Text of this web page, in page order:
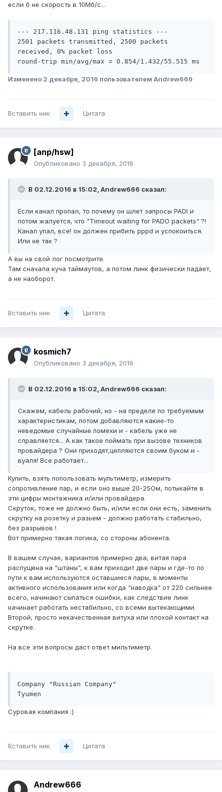
если б не скорость в 10Мб/с...
--- 217.116.48.131 ping statistics ---
2501 packets transmitted, 2500 packets
received, 0% packet loss
Изменено 2 декабря, 2016 пользователем Andrew666
Вставить ник Цитата
[anp/hsw]
Опубликовано 3 декабря, 2016
В 02.12.2016 в 15:02, Andrew666 сказал:
Если канал пропал, то почему он шлет запросы PADI и
потом жалуется, что "Timeout waiting for PADO packets" ?!
Канал упал, все! он должен прибить pppd и успокоиться.
Или не так ?
А вы на свой лог посмотрите.
Там сначала куча таймаутов, а потом линк физически падает,
а не наоборот.
Вставить ник Цитата
kosmich7
Опубликовано 3 декабря, 2016
В 02.12.2016 в 15:02, Andrew666 сказал:
Скажем, кабель рабочий, но - на пределе по требуемым
характеристикам, потом добавляются какие-то
неведомые случайные помехи и - кабель уже не
справляется... А как такое поймать при вызове техников
провайдера ? Они приходят,цепляются своим буком и -
вуаля! Все работает...
Купить, взять попользовать мультиметр, измерить
сопротивление пар, и если оно выше 20-25Ом, потыкайте в
эти цифры монтажника и/или провайдера.
Скруток, тоже не должно быть, и/или если они есть, заменить
скрутку на розетку и разьем - должно работать стабильно,
без разрывов !
Вот примерно такая логика, со стороны абонента.
В вашем случае, вариантов примерно два, витая пара
распущена на "штаны", к вам приходит две пары и где-то по
пути к вам используются оставшиеся пары, в моменты
активного использования или когда "наводка" от 220 сильнее
всего, начинают сыпаться ошибки, как следствие линк
начинает работать нестабильно, со всеми вытекающими.
Второй, просто некачественная витуха или плохой контакт на
скрутке.
На все эти вопросы даст ответ мильтиметр.
Company "Russian Company"
Суровая компания :)
Вставить ник Цитата
Andrew666